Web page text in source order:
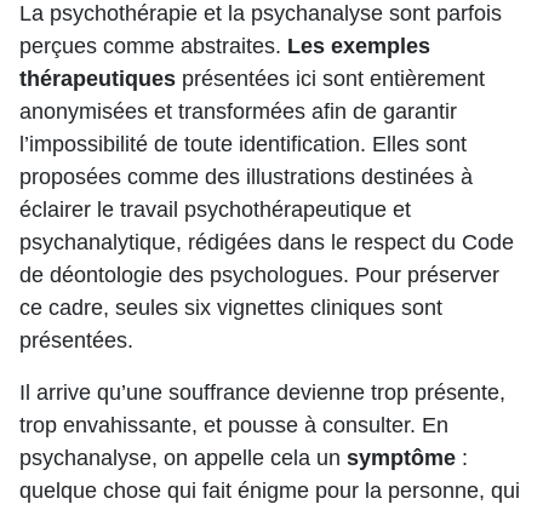
La psychothérapie et la psychanalyse sont parfois
perçues comme abstraites. Les exemples
thérapeutiques présentées ici sont entièrement
anonymisées et transformées afin de garantir
l’impossibilité de toute identification. Elles sont
proposées comme des illustrations destinées à
éclairer le travail psychothérapeutique et
psychanalytique, rédigées dans le respect du Code
de déontologie des psychologues. Pour préserver
ce cadre, seules six vignettes cliniques sont
présentées.
Il arrive qu’une souffrance devienne trop présente,
trop envahissante, et pousse à consulter. En
psychanalyse, on appelle cela un symptôme :
quelque chose qui fait énigme pour la personne, qui